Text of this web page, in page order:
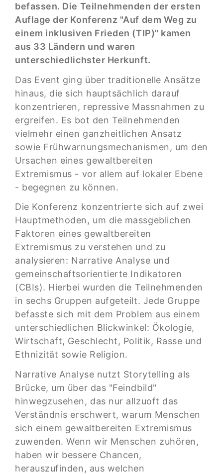
befassen. Die Teilnehmenden der ersten
Auflage der Konferenz "Auf dem Weg zu
einem inklusiven Frieden (TIP)" kamen
aus 33 Ländern und waren
unterschiedlichster Herkunft.
Das Event ging über traditionelle Ansätze
hinaus, die sich hauptsächlich darauf
konzentrieren, repressive Massnahmen zu
ergreifen. Es bot den Teilnehmenden
vielmehr einen ganzheitlichen Ansatz
sowie Frühwarnungsmechanismen, um den
Ursachen eines gewaltbereiten
Extremismus - vor allem auf lokaler Ebene
- begegnen zu können.
Die Konferenz konzentrierte sich auf zwei
Hauptmethoden, um die massgeblichen
Faktoren eines gewaltbereiten
Extremismus zu verstehen und zu
analysieren: Narrative Analyse und
gemeinschaftsorientierte Indikatoren
(CBIs). Hierbei wurden die Teilnehmenden
in sechs Gruppen aufgeteilt. Jede Gruppe
befasste sich mit dem Problem aus einem
unterschiedlichen Blickwinkel: Ökologie,
Wirtschaft, Geschlecht, Politik, Rasse und
Ethnizität sowie Religion.
Narrative Analyse nutzt Storytelling als
Brücke, um über das "Feindbild"
hinwegzusehen, das nur allzuoft das
Verständnis erschwert, warum Menschen
sich einem gewaltbereiten Extremismus
zuwenden. Wenn wir Menschen zuhören,
haben wir bessere Chancen,
herauszufinden, aus welchen